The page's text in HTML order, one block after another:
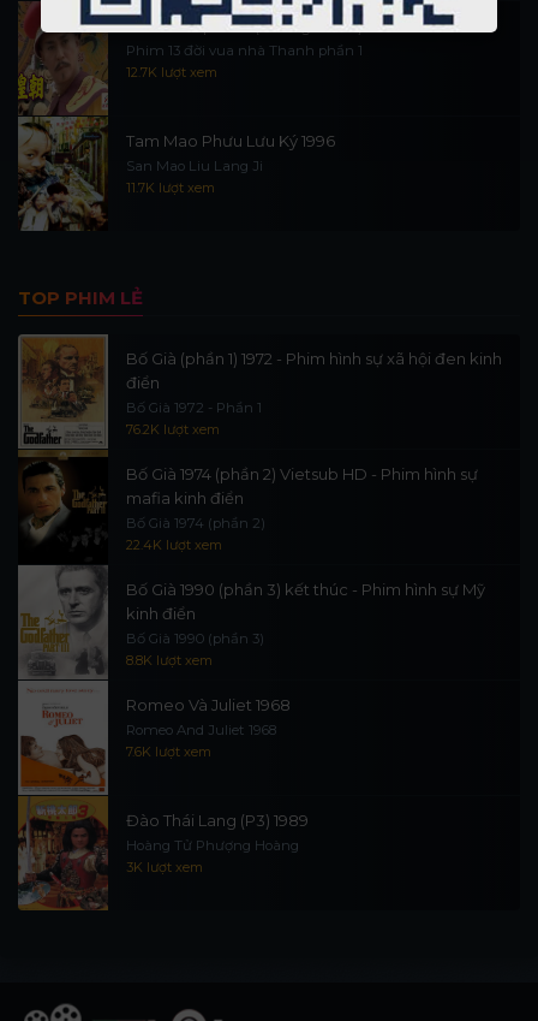
Nỗ Nhĩ Cáp Xích (Vương triều 1)
Phim 13 đời vua nhà Thanh phần 1
12.7K lượt xem
Tam Mao Phưu Lưu Ký 1996
San Mao Liu Lang Ji
11.7K lượt xem
TOP PHIM LẺ
Bố Già (phần 1) 1972 - Phim hình sự xã hội đen kinh
điển
Bố Già 1972 - Phần 1
76.2K lượt xem
Bố Già 1974 (phần 2) Vietsub HD - Phim hình sự
mafia kinh điển
Bố Già 1974 (phần 2)
22.4K lượt xem
Bố Già 1990 (phần 3) kết thúc - Phim hình sự Mỹ
kinh điển
Bố Già 1990 (phần 3)
8.8K lượt xem
Romeo Và Juliet 1968
Romeo And Juliet 1968
7.6K lượt xem
Đào Thái Lang (P3) 1989
Hoàng Tử Phượng Hoàng
3K lượt xem